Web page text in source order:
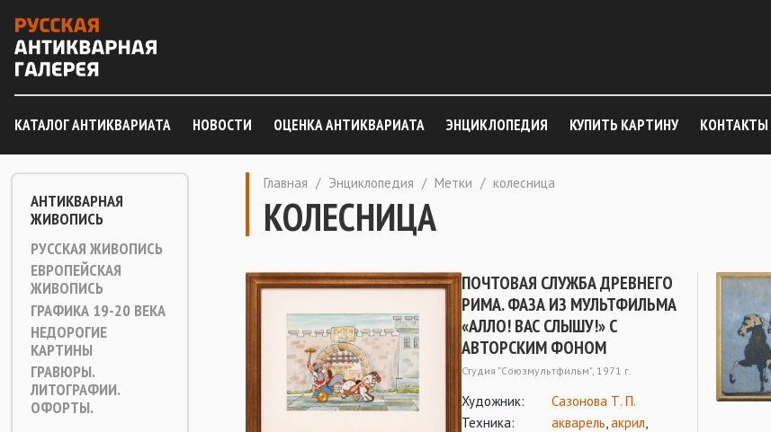
КАТАЛОГ АНТИКВАРИАТА НОВОСТИ ОЦЕНКА АНТИКВАРИАТА ЭНЦИКЛОПЕДИЯ КУПИТЬ КАРТИНУ КОНТАКТЫ
АНТИКВАРНАЯ
ЖИВОПИСЬ
РУССКАЯ ЖИВОПИСЬ
ЕВРОПЕЙСКАЯ
ЖИВОПИСЬ
ГРАФИКА 19-20 ВЕКА
НЕДОРОГИЕ
КАРТИНЫ
ГРАВЮРЫ.
ЛИТОГРАФИИ.
ОФОРТЫ.
Главная / Энциклопедия / Метки / колесница
КОЛЕСНИЦА
ПОЧТОВАЯ СЛУЖБА ДРЕВНЕГО
РИМА. ФАЗА ИЗ МУЛЬТФИЛЬМА
«АЛЛО! ВАС СЛЫШУ!» С
АВТОРСКИМ ФОНОМ
Студия "Союзмультфильм", 1971 г.
Художник:
Сазонова Т. П.
Техника:
акварель,акрил,